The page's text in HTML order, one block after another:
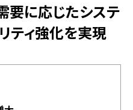
要に応じたシステ
ティ強化を実現